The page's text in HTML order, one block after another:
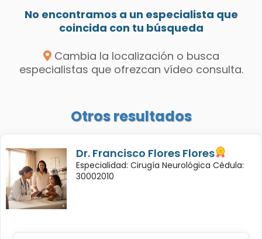
No encontramos a un especialista que
coincida con tu búsqueda
Cambia la localización o busca
especialistas que ofrezcan vídeo consulta.
Otros resultados
Dr. Francisco Flores Flores
Especialidad: Cirugía Neurológica Cédula:
30002010